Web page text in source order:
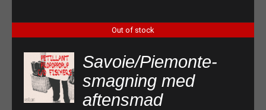
Out of stock
Savoie/Piemonte-
smagning med
aftensmad